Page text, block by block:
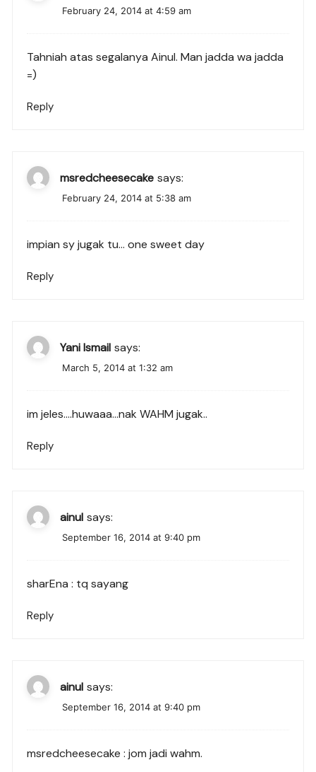
February 24, 2014 at 4:59 am
Tahniah atas segalanya Ainul. Man jadda wa jadda
=)
Reply
msredcheesecake says:
February 24, 2014 at 5:38 am
impian sy jugak tu… one sweet day
Reply
Yani Ismail says:
March 5, 2014 at 1:32 am
im jeles….huwaaa…nak WAHM jugak..
Reply
ainul says:
September 16, 2014 at 9:40 pm
sharEna : tq sayang
Reply
ainul says:
September 16, 2014 at 9:40 pm
msredcheesecake : jom jadi wahm.